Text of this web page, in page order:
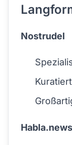
Nostrudel
Habla.news